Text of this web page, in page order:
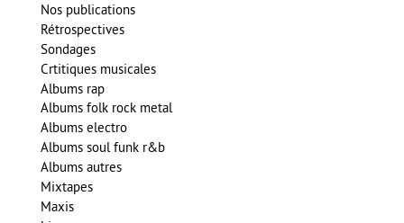
Nos publications
Rétrospectives
Sondages
Crtitiques musicales
Albums rap
Albums folk rock metal
Albums electro
Albums soul funk r&b
Albums autres
Mixtapes
Maxis